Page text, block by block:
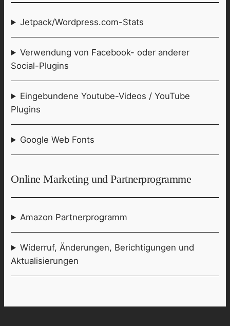
Jetpack/Wordpress.com-Stats
Verwendung von Facebook- oder anderer
Social-Plugins
Eingebundene Youtube-Videos / YouTube
Plugins
Google Web Fonts
Online Marketing und Partnerprogramme
Amazon Partnerprogramm
Widerruf, Änderungen, Berichtigungen und
Aktualisierungen